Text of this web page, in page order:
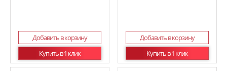
Добавить в корзину
Купить в 1 клик
Добавить в корзину
Купить в 1 клик